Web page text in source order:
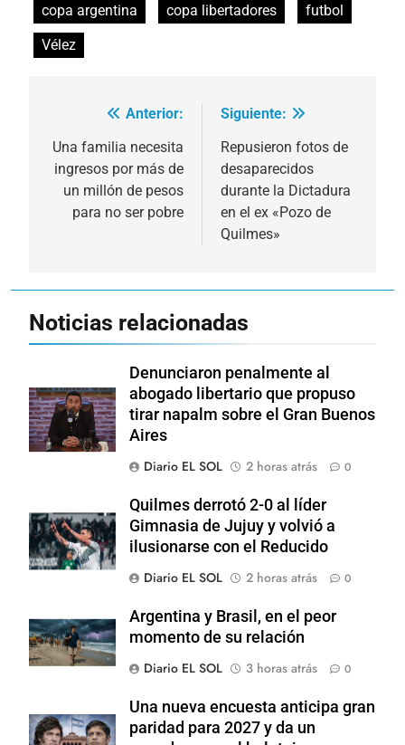
copa argentina
copa libertadores
futbol
Vélez
Navegación
de
entradas
Anterior:
Una familia necesita
ingresos por más de
un millón de pesos
para no ser pobre
Siguiente:
Repusieron fotos de
desaparecidos
durante la Dictadura
en el ex «Pozo de
Quilmes»
Noticias relacionadas
Denunciaron penalmente al
abogado libertario que propuso
tirar napalm sobre el Gran Buenos
Aires
Diario EL SOL
2 horas atrás 0
Quilmes derrotó 2-0 al líder
Gimnasia de Jujuy y volvió a
ilusionarse con el Reducido
Diario EL SOL
2 horas atrás 0
Argentina y Brasil, en el peor
momento de su relación
Diario EL SOL
3 horas atrás 0
Una nueva encuesta anticipa gran
paridad para 2027 y da un